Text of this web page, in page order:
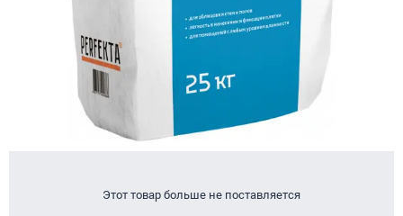
Этот товар больше не поставляется